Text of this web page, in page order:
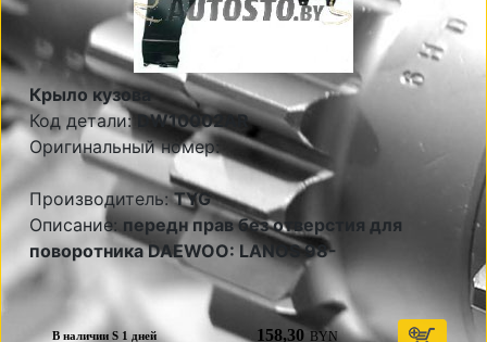
Крыло кузова
Код детали: DW10002AR
Оригинальный номер:
Производитель:TYG
Описание: передн прав без отверстия для
поворотника DAEWOO: LANOS 98-
В наличии S 1 дней 158,30 BYN